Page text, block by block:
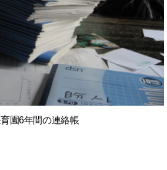
園6年間の連絡帳